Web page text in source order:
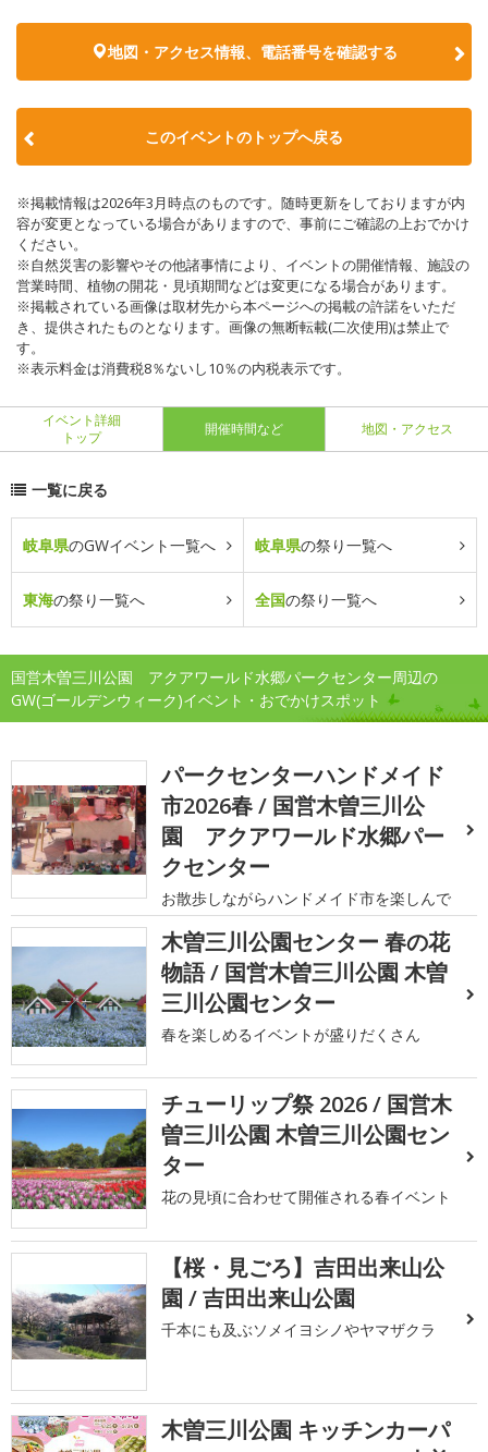
地図・アクセス情報、電話番号を確認する
このイベントのトップへ戻る
※掲載情報は2026年3月時点のものです。随時更新をしておりますが内
容が変更となっている場合がありますので、事前にご確認の上おでかけ
ください。
※自然災害の影響やその他諸事情により、イベントの開催情報、施設の
営業時間、植物の開花・見頃期間などは変更になる場合があります。
※掲載されている画像は取材先から本ページへの掲載の許諾をいただ
き、提供されたものとなります。画像の無断転載(二次使用)は禁止で
す。
※表示料金は消費税8％ないし10％の内税表示です。
イベント詳細
トップ
開催時間など 地図・アクセス
一覧に戻る
岐阜県のGWイベント一覧へ 岐阜県の祭り一覧へ
東海の祭り一覧へ 全国の祭り一覧へ
国営木曽三川公園 アクアワールド水郷パークセンター周辺の
GW(ゴールデンウィーク)イベント・おでかけスポット
パークセンターハンドメイド
市2026春 / 国営木曽三川公
園 アクアワールド水郷パー
クセンター
お散歩しながらハンドメイド市を楽しんで
木曽三川公園センター 春の花
物語 / 国営木曽三川公園 木曽
三川公園センター
春を楽しめるイベントが盛りだくさん
チューリップ祭 2026 / 国営木
曽三川公園 木曽三川公園セン
ター
花の見頃に合わせて開催される春イベント
【桜・見ごろ】吉田出来山公
園 / 吉田出来山公園
千本にも及ぶソメイヨシノやヤマザクラ
木曽三川公園 キッチンカーパ